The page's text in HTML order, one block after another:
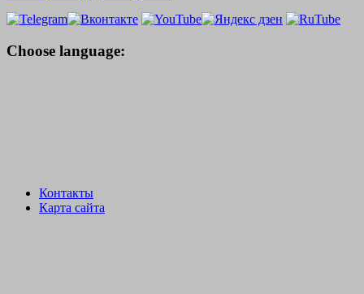
Choose language:
Контакты
Карта сайта